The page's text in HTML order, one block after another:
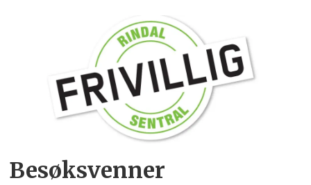
Besøksvenner